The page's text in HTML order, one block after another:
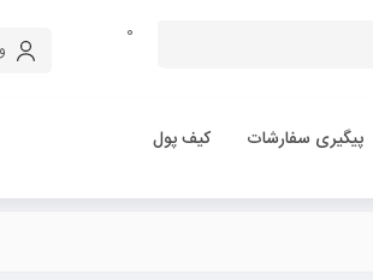
0
پیگیری سفارشات کیف پول